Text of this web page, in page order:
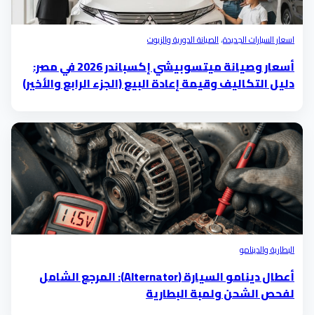
اسعار السيارات الجديدة،الصيانة الدورية والزيوت
أسعار وصيانة ميتسوبيشي إكسباندر 2026 في مصر:
دليل التكاليف وقيمة إعادة البيع (الجزء الرابع والأخير)
البطارية والدينامو
أعطال دينامو السيارة (Alternator): المرجع الشامل
لفحص الشحن ولمبة البطارية